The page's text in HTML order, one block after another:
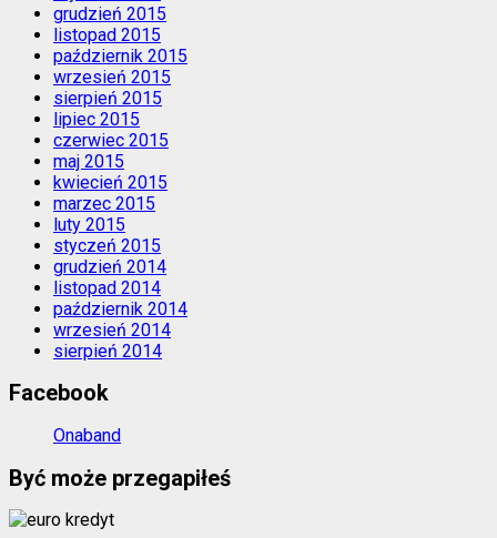
grudzień 2015
listopad 2015
październik 2015
wrzesień 2015
sierpień 2015
lipiec 2015
czerwiec 2015
maj 2015
kwiecień 2015
marzec 2015
luty 2015
styczeń 2015
grudzień 2014
listopad 2014
październik 2014
wrzesień 2014
sierpień 2014
Facebook
Onaband
Być może przegapiłeś